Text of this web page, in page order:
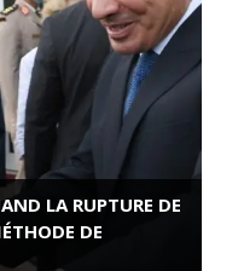
LA RUPTURE DE
DE